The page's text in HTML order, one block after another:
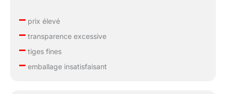
–prix élevé
–transparence excessive
–tiges fines
–emballage insatisfaisant